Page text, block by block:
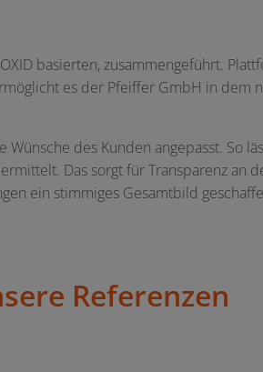
basierten, zusammengeführt.
es der Pfeiffer GmbH in dem
des Kunden angepasst. So
Das sorgt für Transparenz an
ein stimmiges Gesamtbild
Referenzen